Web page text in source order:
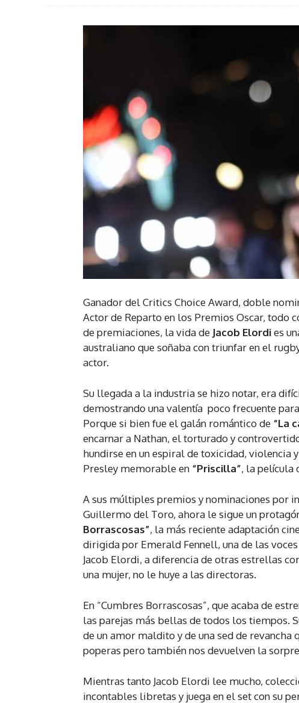
Ganador del Critics Choice Award, doble
Actor de Reparto en los Premios Oscar, todo
de premiaciones, la vida de Jacob Elordies
australiano que soñaba con triunfar en el
actor.
Su llegada a la industria se hizo notar, era
demostrando una valentía poco frecuente
Porque si bien fue el galán romántico de “La
encarnar a Nathan, el torturado y
hundirse en un espiral de toxicidad, violencia
Presley memorable en “Priscilla”, la película
A sus múltiples premios y nominaciones por
Guillermo del Toro, ahora le sigue un
Borrascosas”, la más reciente adaptación
dirigida por Emerald Fennell, una de las
Jacob Elordi, a diferencia de otras estrellas
una mujer, no le huye a las directoras.
En “Cumbres Borrascosas”, que acaba de
las parejas más bellas de todos los tiempos.
de un amor maldito y de una sed de revancha
poperas pero también nos devuelven la
Mientras tanto Jacob Elordi lee mucho,
incontables libretas y juega en el set con su